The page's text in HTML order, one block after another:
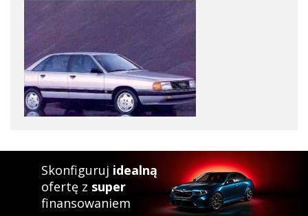
Skonfiguruj idealną
ofertę z super
finansowaniem